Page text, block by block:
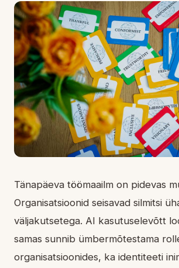
Tänapäeva töömaailm on pidevas
Organisatsioonid seisavad silmitsi
väljakutsetega. AI kasutuselevõtt
samas sunnib ümbermõtestama
organisatsioonides, ka identiteeti